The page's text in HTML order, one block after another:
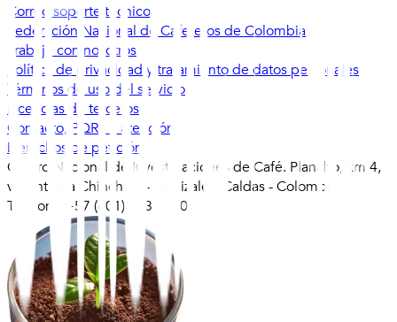
Correo soporte técnico
Federación Nacional de Cafeteros de Colombia
Trabaje con nosotros
Política de privacidad y tratamiento de datos personales
Términos de uso del servicio
Licencias de terceros
Contacto, PQRS y atención
Derechos de petición
Centro Nacional de Investigaciones de Café. Planalto, km 4,
vía antigua Chinchiná - Manizales, Caldas - Colombia
Teléfono +57 (601) 313 6710